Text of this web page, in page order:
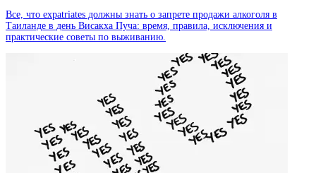
Все, что expatriates должны знать о запрете продажи алкоголя в
Таиланде в день Висакха Пуча: время, правила, исключения и
практические советы по выживанию.